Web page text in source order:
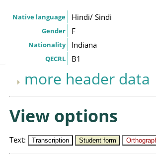
Native language Hindi/ Sindi
Gender F
Nationality Indiana
QECRL B1
more header data
View options
Text: Transcription Student form